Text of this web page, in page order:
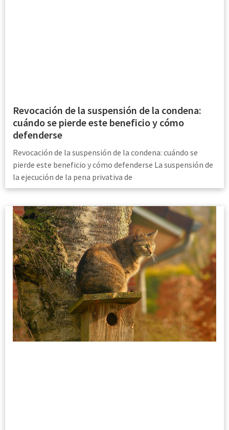
Revocación de la suspensión de la condena:
cuándo se pierde este beneficio y cómo
defenderse
Revocación de la suspensión de la condena: cuándo se
pierde este beneficio y cómo defenderse La suspensión de
la ejecución de la pena privativa de